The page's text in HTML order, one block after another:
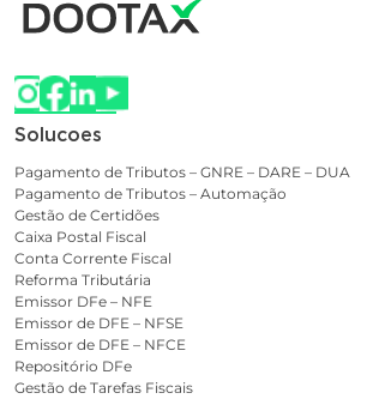
Solucoes
Pagamento de Tributos – GNRE – DARE – DUA
Pagamento de Tributos – Automação
Gestão de Certidões
Caixa Postal Fiscal
Conta Corrente Fiscal
Reforma Tributária
Emissor DFe – NFE
Emissor de DFE – NFSE
Emissor de DFE – NFCE
Repositório DFe
Gestão de Tarefas Fiscais